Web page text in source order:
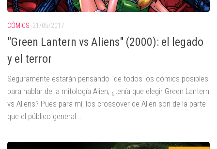
CÓMICS 21/05/2017
"Green Lantern vs Aliens" (2000): el legado
y el terror
Seguramente estarán pensando "de todos los cómics posibles
para hablar de la mitología Alien, ¿tenía que elegir Green Lantern
vs Aliens? Pues para mí, los crossover de Alien son de la parte
que el público general...